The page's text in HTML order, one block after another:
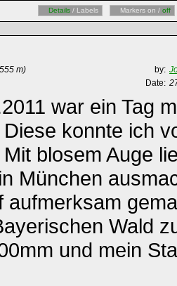
Details / Labels Markers on / off
m) by:
Date:
war ein Tag
konnte ich
blosem Auge
München
aufmerksam
Wald
und mein